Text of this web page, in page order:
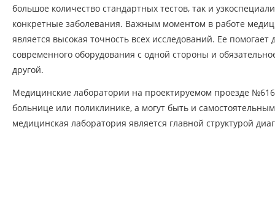
большое количество стандартных тестов, так и
конкретные заболевания. Важным моментом в работе
является высокая точность всех исследований. Ее помогает
современного оборудования с одной стороны и
другой.
Медицинские лаборатории на проектируемом проезде
больнице или поликлинике, а могут быть и
медицинская лаборатория является главной структурой